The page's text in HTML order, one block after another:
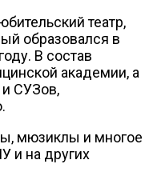
театр,
образовался в
В состав
академии, а
СУЗов,
мюзиклы и многое
и на других